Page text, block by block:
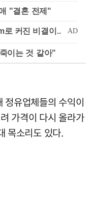
"결혼 전제"
이는 것 같아"
정유업체들의 수익이
가격이 다시 올라가
목소리도 있다.